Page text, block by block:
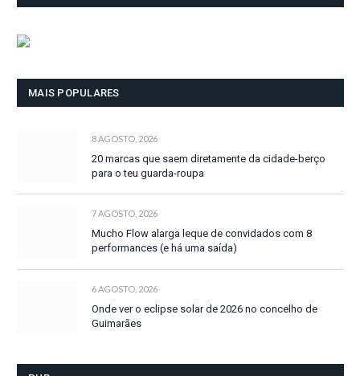
MAIS POPULARES
8 AGOSTO, 2026
20 marcas que saem diretamente da cidade-berço
para o teu guarda-roupa
7 AGOSTO, 2026
Mucho Flow alarga leque de convidados com 8
performances (e há uma saída)
6 AGOSTO, 2026
Onde ver o eclipse solar de 2026 no concelho de
Guimarães